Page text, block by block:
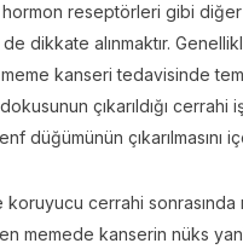
reseptörleri gibi diğer
dikkate alınmaktır.
meme kanseri tedavisinde
çıkarıldığı
düğümünün çıkarılmasını
cerrahi
memede kanserin nüks